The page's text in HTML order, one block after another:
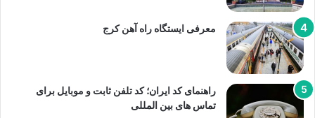
معرفی ایستگاه راه آهن کرج
راهنمای کد ایران؛ کد تلفن ثابت و موبایل برای
تماس های بین المللی